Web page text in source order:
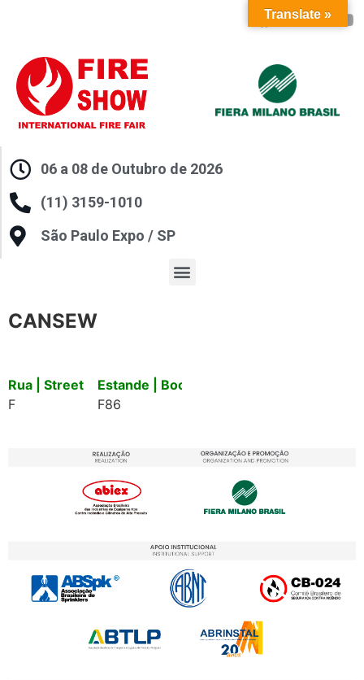
06 a 08 de Outubro de 2026
(11) 3159-1010
São Paulo Expo / SP
CANSEW
Rua | Street
F
Estande | Booth
F86
Translate »